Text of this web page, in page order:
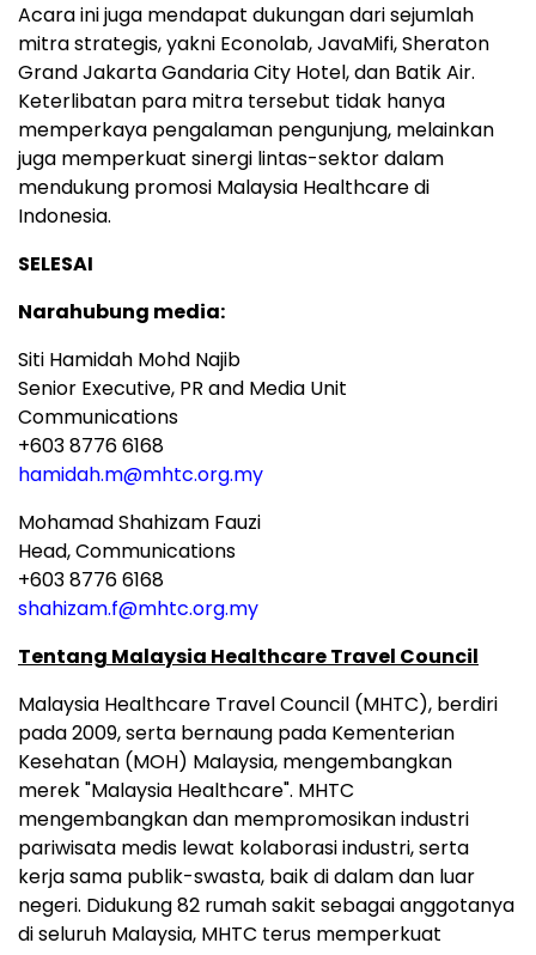
Acara ini juga mendapat dukungan dari sejumlah
mitra strategis, yakni Econolab, JavaMifi, Sheraton
Grand Jakarta Gandaria City Hotel, dan Batik Air.
Keterlibatan para mitra tersebut tidak hanya
memperkaya pengalaman pengunjung, melainkan
juga memperkuat sinergi lintas-sektor dalam
mendukung promosi Malaysia Healthcare di
Indonesia.
SELESAI
Narahubung media:
Siti Hamidah Mohd Najib
Senior Executive, PR and Media Unit
Communications
+603 8776 6168
hamidah.m@mhtc.org.my
Mohamad Shahizam Fauzi
Head, Communications
+603 8776 6168
shahizam.f@mhtc.org.my
Tentang Malaysia Healthcare Travel Council
Malaysia Healthcare Travel Council (MHTC), berdiri
pada 2009, serta bernaung pada Kementerian
Kesehatan (MOH) Malaysia, mengembangkan
merek "Malaysia Healthcare". MHTC
mengembangkan dan mempromosikan industri
pariwisata medis lewat kolaborasi industri, serta
kerja sama publik-swasta, baik di dalam dan luar
negeri. Didukung 82 rumah sakit sebagai anggotanya
di seluruh Malaysia, MHTC terus memperkuat